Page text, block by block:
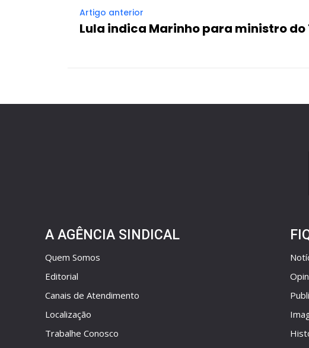
Artigo anterior
Lula indica Marinho para ministro
A AGÊNCIA SINDICAL
Quem Somos
Editorial
Canais de Atendimento
Localização
Trabalhe Conosco